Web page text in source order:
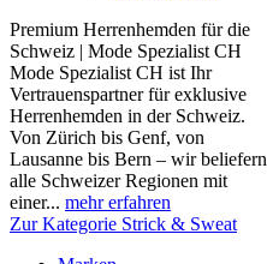
Premium Herrenhemden für die
Schweiz | Mode Spezialist CH
Mode Spezialist CH ist Ihr
Vertrauenspartner für exklusive
Herrenhemden in der Schweiz.
Von Zürich bis Genf, von
Lausanne bis Bern – wir beliefern
alle Schweizer Regionen mit
einer... mehr erfahren
Zur Kategorie Strick & Sweat